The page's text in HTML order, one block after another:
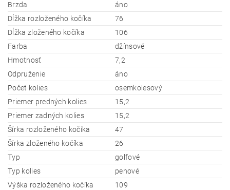
Brzda
áno
Dĺžka rozloženého kočíka
76
Dĺžka zloženého kočíka
106
Farba
džínsové
Hmotnosť
7,2
Odpruženie
áno
Počet kolies
osemkolesový
Priemer predných kolies
15,2
Priemer zadných kolies
15,2
Šírka rozloženého kočíka
47
Šírka zloženého kočíka
26
Typ
golfové
Typ kolies
penové
Výška rozloženého kočíka
109